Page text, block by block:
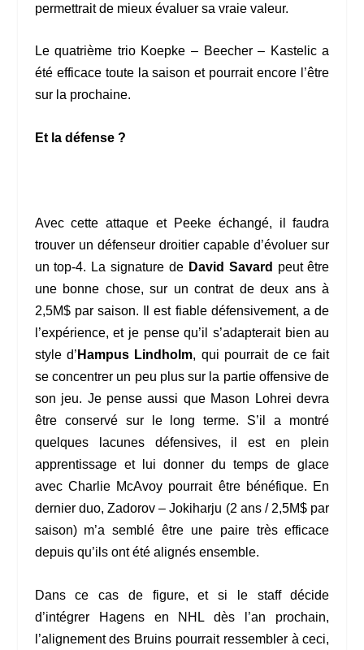
permettrait de mieux évaluer sa vraie valeur.
Le quatrième trio Koepke – Beecher – Kastelic a
été efficace toute la saison et pourrait encore l’être
sur la prochaine.
Et la défense ?
Avec cette attaque et Peeke échangé, il faudra
trouver un défenseur droitier capable d’évoluer sur
un top-4. La signature de David Savard peut être
une bonne chose, sur un contrat de deux ans à
2,5M$ par saison. Il est fiable défensivement, a de
l’expérience, et je pense qu’il s’adapterait bien au
style d’ Hampus Lindholm, qui pourrait de ce fait
se concentrer un peu plus sur la partie offensive de
son jeu. Je pense aussi que Mason Lohrei devra
être conservé sur le long terme. S’il a montré
quelques lacunes défensives, il est en plein
apprentissage et lui donner du temps de glace
avec Charlie McAvoy pourrait être bénéfique. En
dernier duo, Zadorov – Jokiharju (2 ans / 2,5M$ par
saison) m’a semblé être une paire très efficace
depuis qu’ils ont été alignés ensemble.
Dans ce cas de figure, et si le staff décide
d’intégrer Hagens en NHL dès l’an prochain,
l’alignement des Bruins pourrait ressembler à ceci,